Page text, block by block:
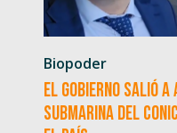
Biopoder
El Gobierno salió
submarina del